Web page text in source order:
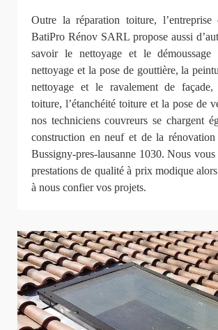
Outre la réparation toiture, l’entreprise
BatiPro Rénov SARL propose aussi
savoir le nettoyage et le
nettoyage et la pose de gouttière, la
nettoyage et le ravalement de façade,
toiture, l’étanchéité toiture et la pose de
nos techniciens couvreurs se chargent
construction en neuf et de la rénovation
Bussigny-pres-lausanne 1030. Nous vous
prestations de qualité à prix modique
à nous confier vos projets.